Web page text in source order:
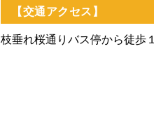
【交通アクセス】
枝垂れ桜通りバス停から徒歩